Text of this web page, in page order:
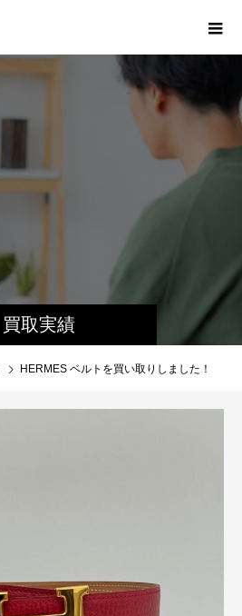
買取実績
HERMES ベルトを買い取りしました！